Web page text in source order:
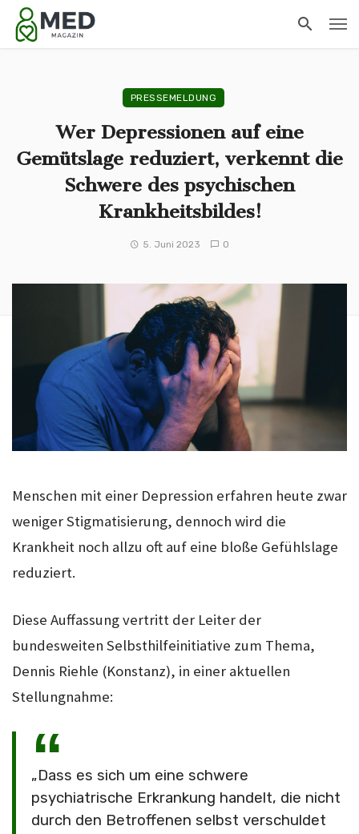
PRESSEMELDUNG
Wer Depressionen auf eine
Gemütslage reduziert, verkennt die
Schwere des psychischen
Krankheitsbildes!
5. Juni 2023 0
Menschen mit einer Depression erfahren heute zwar
weniger Stigmatisierung, dennoch wird die
Krankheit noch allzu oft auf eine bloße Gefühlslage
reduziert.
Diese Auffassung vertritt der Leiter der
bundesweiten Selbsthilfeinitiative zum Thema,
Dennis Riehle (Konstanz), in einer aktuellen
Stellungnahme:
„Dass es sich um eine schwere
psychiatrische Erkrankung handelt, die nicht
durch den Betroffenen selbst verschuldet